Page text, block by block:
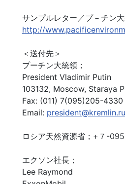
サンプルレター／プ－チン
http://
＜送付先＞
プーチン大統領；
President Vladimir Putin
103132, Moscow, Staraya
Fax: (011) 7(095)205-
Email: president@kremlin.ru
ロシア天然資源省；+７-
エクソン社長；
Lee Raymond